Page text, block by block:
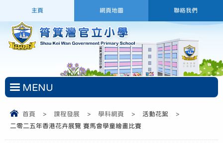
主頁 網頁地圖 聯絡我們
MENU
首頁 > 課程發展 > 學科網頁 > 活動花絮
>
二零二五年香港花卉展覽 賽馬會學童繪畫比賽